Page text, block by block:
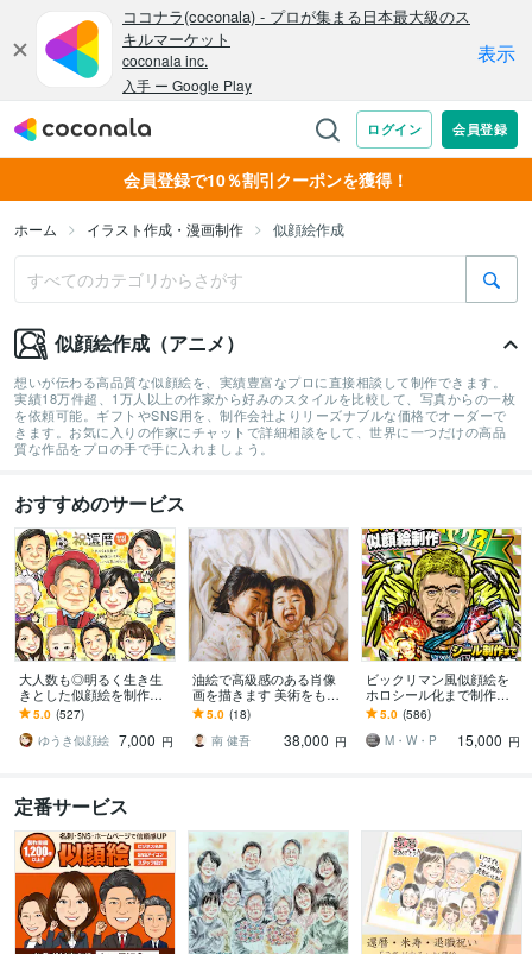
会員登録で10％割引クーポンを獲得！
ホーム イラスト作成・漫画制作 似顔絵作成
似顔絵作成（アニメ）
想いが伝わる高品質な似顔絵を、実績豊富なプロに直接相談して制作できます。
実績18万件超、1万人以上の作家から好みのスタイルを比較して、写真からの一枚
を依頼可能。ギフトやSNS用を、制作会社よりリーズナブルな価格でオーダーで
きます。お気に入りの作家にチャットで詳細相談をして、世界に一つだけの高品
質な作品をプロの手で手に入れましょう。
おすすめのサービス
大人数も◎明るく生き生
きとした似顔絵を制作し
ます ✦送料込み✦長寿祝
い、記念日、プレゼン
ト、ご自宅用に♪
5.0 (527)
ゆうき似顔絵 7,000 円
油絵で高級感のある肖像
画を描きます 美術をもっ
と身近に。絵画を飾った
り、贈ったりしてみませ
んか？
5.0 (18)
南 健吾
38,000 円
ビックリマン風似顔絵を
ホロシール化まで制作し
ます 公式実績あり安心ク
オリティ！短納期相談OK
シール制作対応可
5.0 (586)
M・W・P
15,000 円
定番サービス